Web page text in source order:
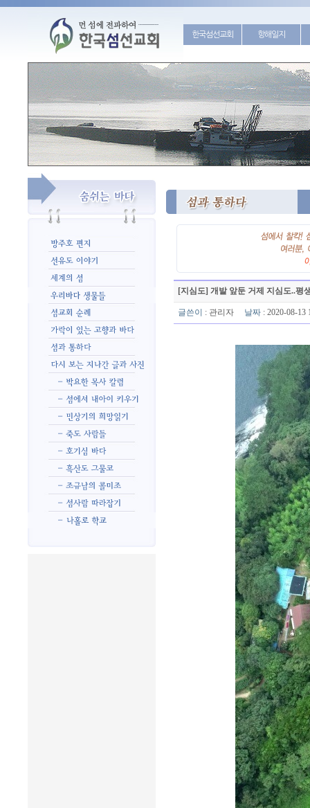
한국섬선교회 항해일지
[지심도] 개발 앞둔 거제 지심도..평
글쓴이 : 관리자 날짜: 2020-08-